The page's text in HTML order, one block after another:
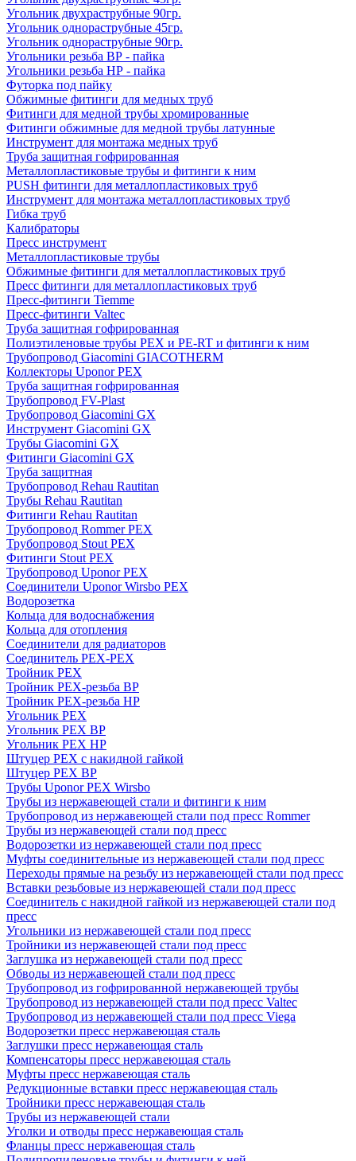
Угольник двухраструбные 90гр.
Угольник однораструбные 45гр.
Угольник однораструбные 90гр.
Угольники резьба ВР - пайка
Угольники резьба НР - пайка
Футорка под пайку
Обжимные фитинги для медных труб
Фитинги для медной трубы хромированные
Фитинги обжимные для медной трубы латунные
Инструмент для монтажа медных труб
Труба защитная гофрированная
Металлопластиковые трубы и фитинги к ним
PUSH фитинги для металлопластиковых труб
Инструмент для монтажа металлопластиковых труб
Гибка труб
Калибраторы
Пресс инструмент
Металлопластиковые трубы
Обжимные фитинги для металлопластиковых труб
Пресс фитинги для металлопластиковых труб
Пресс-фитинги Tiemme
Пресс-фитинги Valtec
Труба защитная гофрированная
Полиэтиленовые трубы PEX и PE-RT и фитинги к ним
Трубопровод Giacomini GIACOTHERM
Коллекторы Uponor PEX
Труба защитная гофрированная
Трубопровод FV-Plast
Трубопровод Giacomini GX
Инструмент Giacomini GX
Трубы Giacomini GX
Фитинги Giacomini GX
Труба защитная
Трубопровод Rehau Rautitan
Трубы Rehau Rautitan
Фитинги Rehau Rautitan
Трубопровод Rommer PEX
Трубопровод Stout PEX
Фитинги Stout PEX
Трубопровод Uponor PEX
Соединители Uponor Wirsbo PEX
Водорозетка
Кольца для водоснабжения
Кольца для отопления
Соединители для радиаторов
Соединитель PEX-PEX
Тройник PEX
Тройник PEX-резьба ВР
Тройник PEX-резьба НР
Угольник PEX
Угольник PEX ВР
Угольник PEX НР
Штуцер PEX c накидной гайкой
Штуцер PEX ВР
Трубы Uponor PEX Wirsbo
Трубы из нержавеющей стали и фитинги к ним
Трубопровод из нержавеющей стали под пресс Rommer
Трубы из нержавеющей стали под пресс
Водорозетки из нержавеющей стали под пресс
Муфты соединительные из нержавеющей стали под пресс
Переходы прямые на резьбу из нержавеющей стали под пресс
Вставки резьбовые из нержавеющей стали под пресс
Соединитель с накидной гайкой из нержавеющей стали под
пресс
Угольники из нержавеющей стали под пресс
Тройники из нержавеющей стали под пресс
Заглушка из нержавеющей стали под пресс
Обводы из нержавеющей стали под пресс
Трубопровод из гофрированной нержавеющей трубы
Трубопровод из нержавеющей стали под пресс Valtec
Трубопровод из нержавеющей стали под пресс Viega
Водорозетки пресс нержавеющая сталь
Заглушки пресс нержавеющая сталь
Компенсаторы пресс нержавеющая сталь
Муфты пресс нержавеющая сталь
Редукционные вставки пресс нержавеющая сталь
Тройники пресс нержавеющая сталь
Трубы из нержавеющей стали
Уголки и отводы пресс нержавеющая сталь
Фланцы пресс нержавеющая сталь